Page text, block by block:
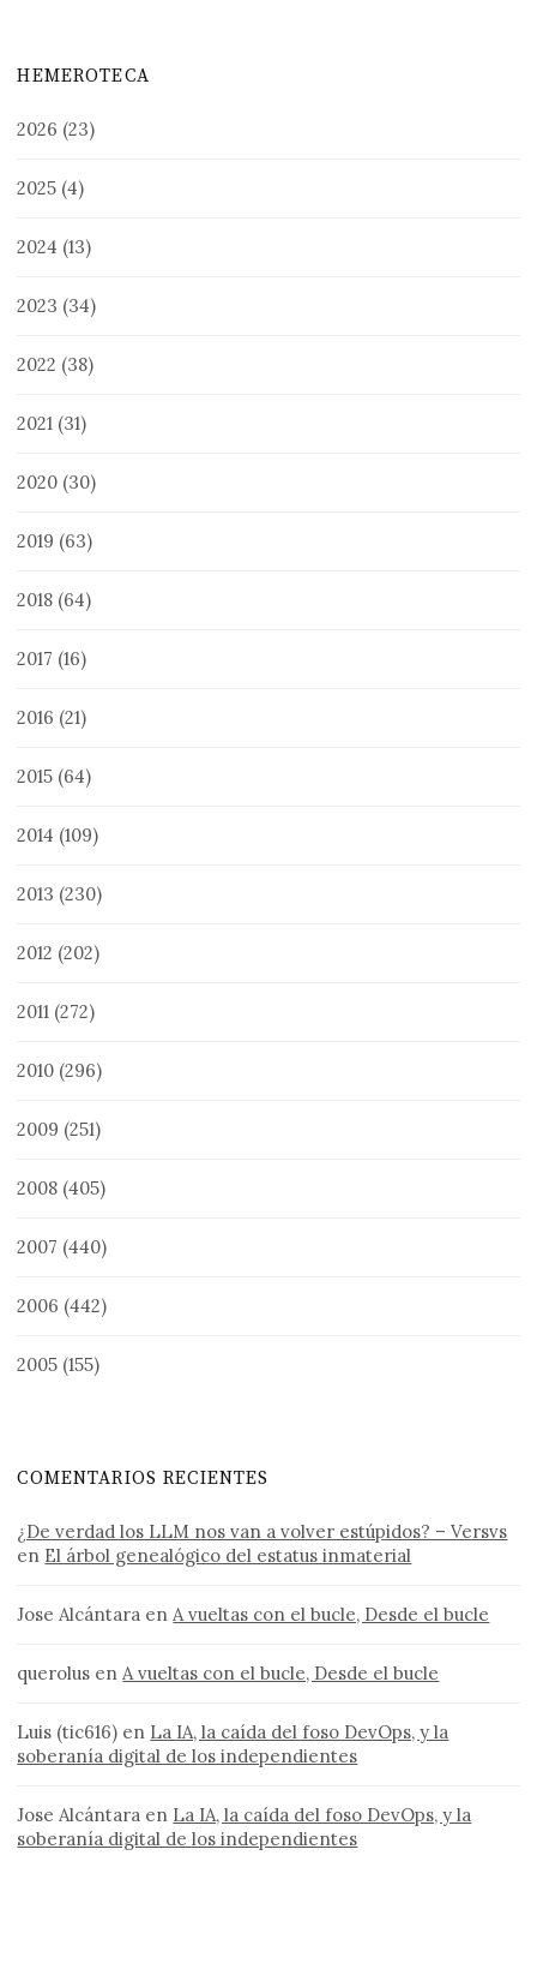
HEMEROTECA
2026 (23)
2025 (4)
2024 (13)
2023 (34)
2022 (38)
2021 (31)
2020 (30)
2019 (63)
2018 (64)
2017 (16)
2016 (21)
2015 (64)
2014 (109)
2013 (230)
2012 (202)
2011 (272)
2010 (296)
2009 (251)
2008 (405)
2007 (440)
2006 (442)
2005 (155)
COMENTARIOS RECIENTES
¿De verdad los LLM nos van a volver estúpidos? – Versvs
en El árbol genealógico del estatus inmaterial
Jose Alcántara en A vueltas con el bucle, Desde el bucle
querolus en A vueltas con el bucle, Desde el bucle
Luis (tic616) en La IA, la caída del foso DevOps, y la
soberanía digital de los independientes
Jose Alcántara en La IA, la caída del foso DevOps, y la
soberanía digital de los independientes